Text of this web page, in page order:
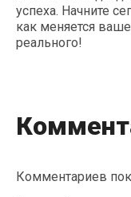
успеха. Начните
как меняется
реального!
Комментариев